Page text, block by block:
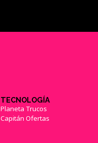
TECNOLOGÍA
Planeta Trucos
Capitán Ofertas